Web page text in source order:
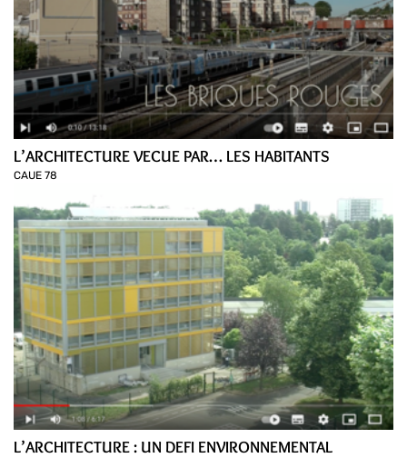
L’ARCHITECTURE VECUE PAR… LES HABITANTS
CAUE 78
L’ARCHITECTURE : UN DEFI ENVIRONNEMENTAL